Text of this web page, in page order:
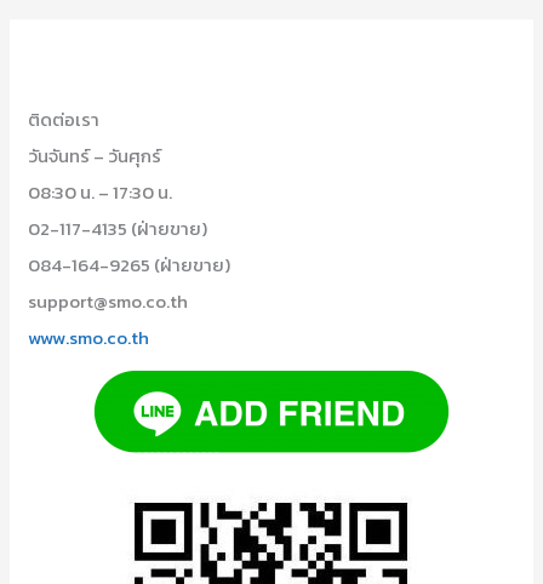
ติดต่อเรา
วันจันทร์ – วันศุกร์
08:30 น. – 17:30 น.
02-117-4135 (ฝ่ายขาย)
084-164-9265 (ฝ่ายขาย)
support@smo.co.th
www.smo.co.th